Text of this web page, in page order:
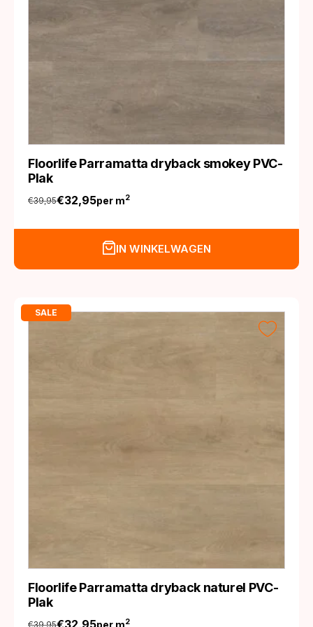
Floorlife Parramatta dryback smokey PVC-
Plak
€39,95
Oorspronkelijke
prijs
€32,95
Huidige
prijs
per m2
IN WINKELWAGEN
SALE
Floorlife Parramatta dryback naturel PVC-
Plak
€39,95 per m2